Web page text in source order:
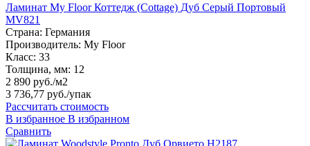
Ламинат My Floor Коттедж (Cottage) Дуб Серый Портовый
MV821
Страна: Германия
Производитель: My Floor
Класс: 33
Толщина, мм: 12
2 890 руб./м2
3 736,77 руб./упак
Рассчитать стоимость
В избранное В избранном
Сравнить